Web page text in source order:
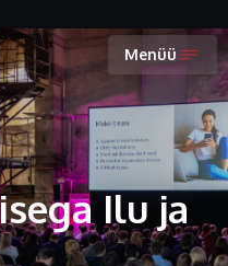
Menüü
Ilu ja